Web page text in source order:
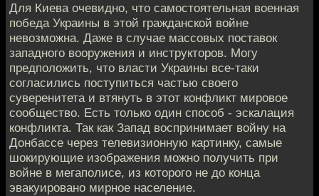
Для Киева очевидно, что самостоятельная военная
победа Украины в этой гражданской войне
невозможна. Даже в случае массовых поставок
западного вооружения и инструкторов. Могу
предположить, что власти Украины все-таки
согласились поступиться частью своего
суверенитета и втянуть в этот конфликт мировое
сообщество. Есть только один способ - эскалация
конфликта. Так как Запад воспринимает войну на
Донбассе через телевизионную картинку, самые
шокирующие изображения можно получить при
войне в мегаполисе, из которого не до конца
эвакуировано мирное население.